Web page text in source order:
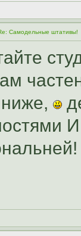
Самодельные штативы!